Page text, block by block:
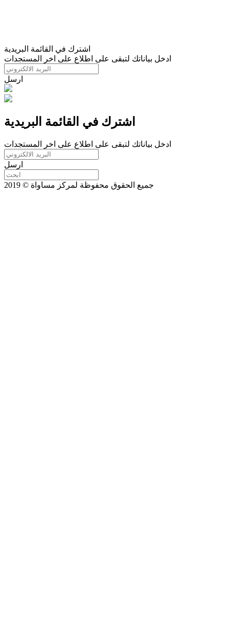
اشترك في القائمة البريدية
ادخل بياناتك لتبقى على اطلاع على اخر المستجدات
ارسل
اشترك في القائمة البريدية
ادخل بياناتك لتبقى على اطلاع على اخر المستجدات
ارسل
جميع الحقوق محفوظة لمركز مساواة © 2019